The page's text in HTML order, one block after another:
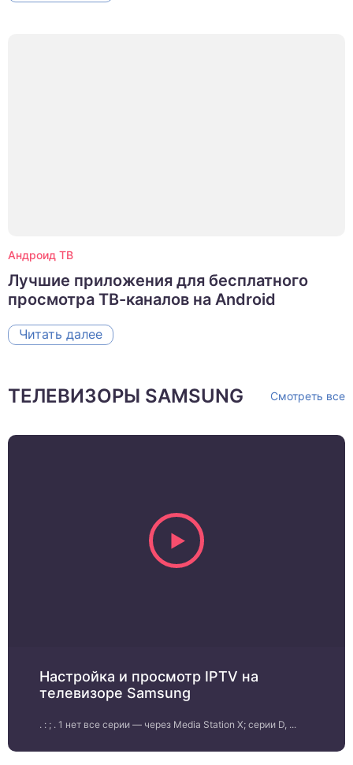
Андроид ТВ
Лучшие приложения для бесплатного
просмотра ТВ-каналов на Android
Читать далее
ТЕЛЕВИЗОРЫ SAMSUNG Смотреть все
Настройка и просмотр IPTV на
телевизоре Samsung
. : ; . 1 нет все серии — через Media Station X; серии D, ...